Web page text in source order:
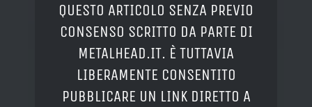
QUESTO ARTICOLO SENZA PREVIO
CONSENSO SCRITTO DA PARTE DI
METALHEAD.IT. È TUTTAVIA
LIBERAMENTE CONSENTITO
PUBBLICARE UN LINK DIRETTO A